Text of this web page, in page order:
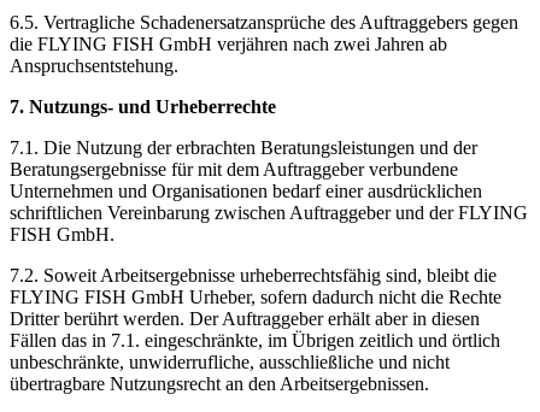
6.5. Vertragliche Schadenersatzansprüche des Auftraggebers gegen
die FLYING FISH GmbH verjähren nach zwei Jahren ab
Anspruchsentstehung.
7. Nutzungs- und Urheberrechte
7.1. Die Nutzung der erbrachten Beratungsleistungen und der
Beratungsergebnisse für mit dem Auftraggeber verbundene
Unternehmen und Organisationen bedarf einer ausdrücklichen
schriftlichen Vereinbarung zwischen Auftraggeber und der FLYING
FISH GmbH.
7.2. Soweit Arbeitsergebnisse urheberrechtsfähig sind, bleibt die
FLYING FISH GmbH Urheber, sofern dadurch nicht die Rechte
Dritter berührt werden. Der Auftraggeber erhält aber in diesen
Fällen das in 7.1. eingeschränkte, im Übrigen zeitlich und örtlich
unbeschränkte, unwiderrufliche, ausschließliche und nicht
übertragbare Nutzungsrecht an den Arbeitsergebnissen.